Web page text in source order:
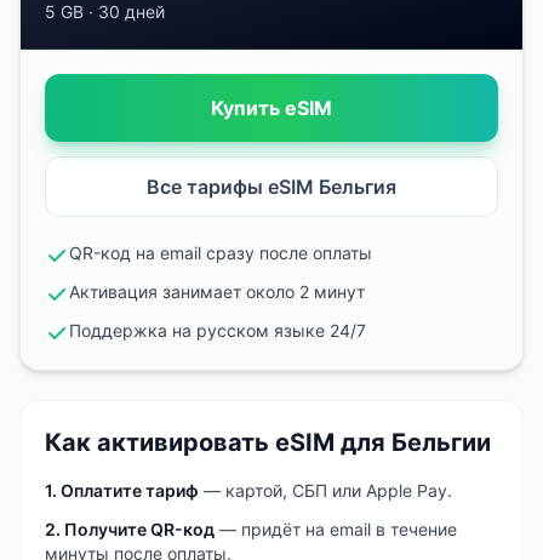
5 GB · 30 дней
Купить eSIM
Все тарифы eSIM Бельгия
QR-код на email сразу после оплаты
Активация занимает около 2 минут
Поддержка на русском языке 24/7
Как активировать eSIM для Бельгии
1. Оплатите тариф — картой, СБП или Apple Pay.
2. Получите QR-код — придёт на email в течение
минуты после оплаты.